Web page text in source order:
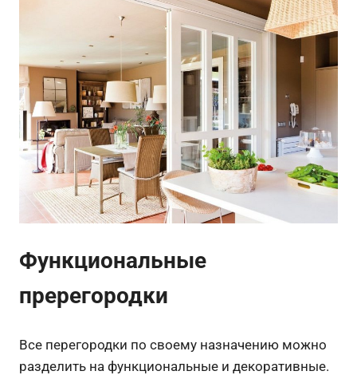
Функциональные
пререгородки
Все перегородки по своему назначению можно
разделить на функциональные и декоративные.